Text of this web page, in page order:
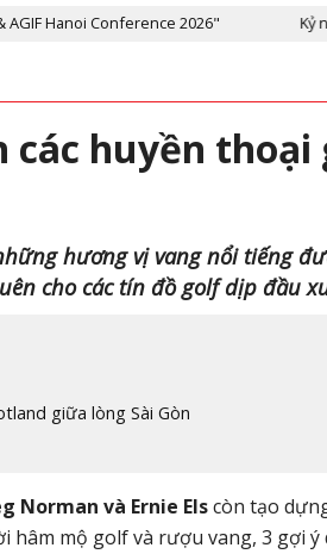
2026" Kỷ niệm 20 năm Tạp
các huyền thoại
hương vị vang nổi tiếng
cho các tín đồ golf dịp đầu
giữa lòng Sài Gòn
Norman và Ernie Elscòn tạo
mộ golf và rượu vang, 3 gợi ý